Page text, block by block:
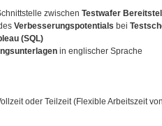
zwischen Testwafer
Verbesserungspotentials bei
(SQL)
in englischer Sprache
oder Teilzeit (Flexible Arbeitszeit